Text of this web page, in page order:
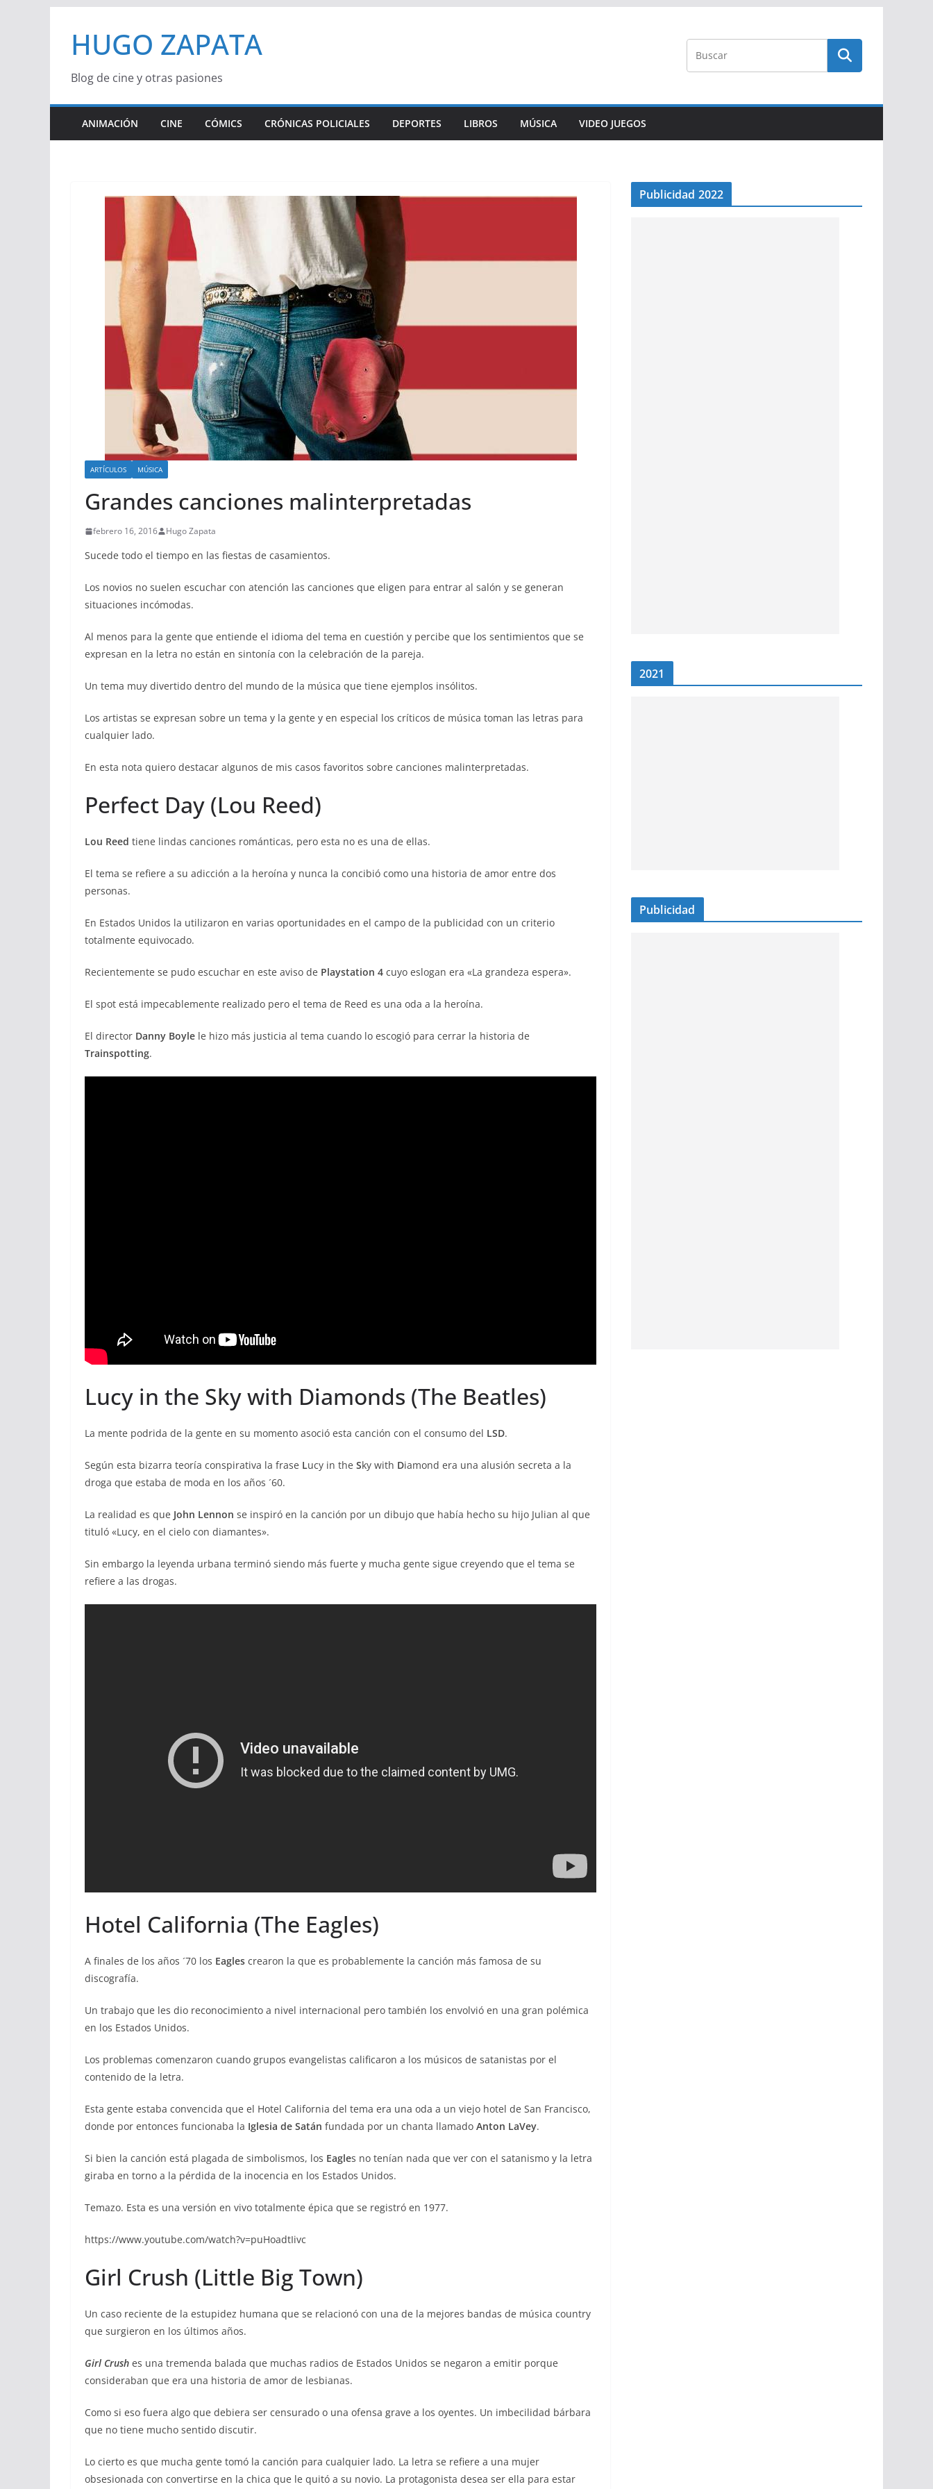
contenido
HUGO ZAPATA
Blog de cine y otras pasiones
ANIMACIÓN CINE CÓMICS CRÓNICAS POLICIALES DEPORTES LIBROS MÚSICA VIDEO JUEGOS
ARTÍCULOS MÚSICA
Grandes canciones malinterpretadas
febrero 16, 2016 Hugo Zapata
Sucede todo el tiempo en las fiestas de casamientos.
Los novios no suelen escuchar con atención las canciones que eligen para entrar al salón y se generan
situaciones incómodas.
Al menos para la gente que entiende el idioma del tema en cuestión y percibe que los sentimientos que se
expresan en la letra no están en sintonía con la celebración de la pareja.
Un tema muy divertido dentro del mundo de la música que tiene ejemplos insólitos.
Los artistas se expresan sobre un tema y la gente y en especial los críticos de música toman las letras para
cualquier lado.
En esta nota quiero destacar algunos de mis casos favoritos sobre canciones malinterpretadas.
Perfect Day (Lou Reed)
Lou Reed tiene lindas canciones románticas, pero esta no es una de ellas.
El tema se refiere a su adicción a la heroína y nunca la concibió como una historia de amor entre dos
personas.
En Estados Unidos la utilizaron en varias oportunidades en el campo de la publicidad con un criterio
totalmente equivocado.
Recientemente se pudo escuchar en este aviso de Playstation 4 cuyo eslogan era «La grandeza espera».
El spot está impecablemente realizado pero el tema de Reed es una oda a la heroína.
El director Danny Boyle le hizo más justicia al tema cuando lo escogió para cerrar la historia de
Trainspotting.
Lucy in the Sky with Diamonds (The Beatles)
La mente podrida de la gente en su momento asoció esta canción con el consumo del LSD.
Según esta bizarra teoría conspirativa la frase Lucy in the Sky with Diamond era una alusión secreta a la
droga que estaba de moda en los años ´60.
La realidad es que John Lennon se inspiró en la canción por un dibujo que había hecho su hijo Julian al que
tituló «Lucy, en el cielo con diamantes».
Sin embargo la leyenda urbana terminó siendo más fuerte y mucha gente sigue creyendo que el tema se
refiere a las drogas.
Hotel California (The Eagles)
A finales de los años ´70 los Eagles crearon la que es probablemente la canción más famosa de su
discografía.
Un trabajo que les dio reconocimiento a nivel internacional pero también los envolvió en una gran polémica
en los Estados Unidos.
Los problemas comenzaron cuando grupos evangelistas calificaron a los músicos de satanistas por el
contenido de la letra.
Esta gente estaba convencida que el Hotel California del tema era una oda a un viejo hotel de San Francisco,
donde por entonces funcionaba la Iglesia de Satán fundada por un chanta llamado Anton LaVey.
Si bien la canción está plagada de simbolismos, los Eagles no tenían nada que ver con el satanismo y la letra
giraba en torno a la pérdida de la inocencia en los Estados Unidos.
Temazo. Esta es una versión en vivo totalmente épica que se registró en 1977.
https://www.youtube.com/watch?v=puHoadtIivc
Girl Crush (Little Big Town)
Un caso reciente de la estupidez humana que se relacionó con una de la mejores bandas de música country
que surgieron en los últimos años.
Girl Crush es una tremenda balada que muchas radios de Estados Unidos se negaron a emitir porque
consideraban que era una historia de amor de lesbianas.
Como si eso fuera algo que debiera ser censurado o una ofensa grave a los oyentes. Un imbecilidad bárbara
que no tiene mucho sentido discutir.
Lo cierto es que mucha gente tomó la canción para cualquier lado. La letra se refiere a una mujer
obsesionada con convertirse en la chica que le quitó a su novio. La protagonista desea ser ella para estar
Publicidad 2022
2021
Publicidad